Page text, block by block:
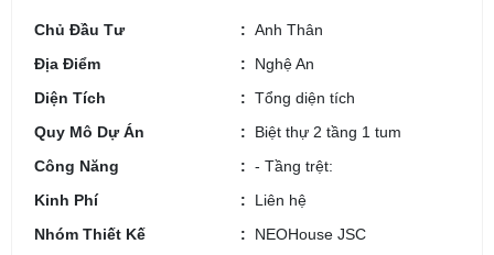
Chủ Đầu Tư
Anh Thân
Địa Điểm
Nghệ An
Diện Tích
Tổng diện tích
Quy Mô Dự Án
Biệt thự 2 tầng 1 tum
Công Năng
- Tầng trệt:
Kinh Phí
Liên hệ
Nhóm Thiết Kế
NEOHouse JSC